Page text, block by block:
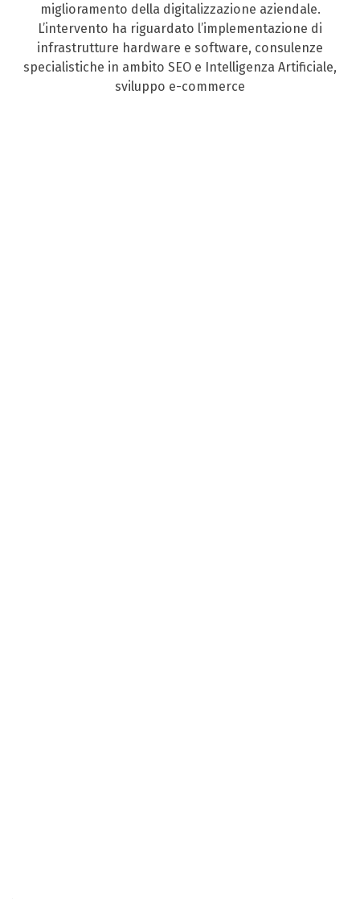
miglioramento della digitalizzazione aziendale.
L’intervento ha riguardato l’implementazione di
infrastrutture hardware e software, consulenze
specialistiche in ambito SEO e Intelligenza Artificiale,
sviluppo e-commerce